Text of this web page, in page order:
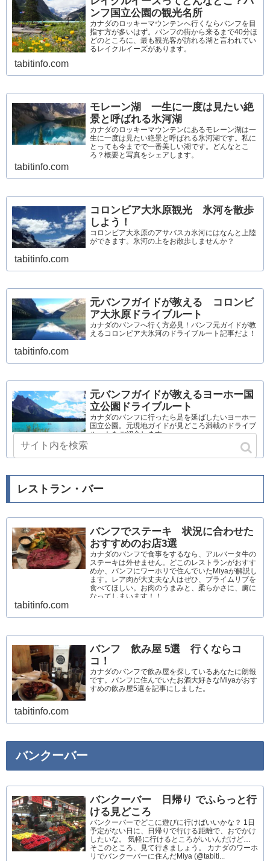
ンフ国立公園の観光名所
カナダのロッキーマウンテンへ行くならバンフを目
指す方が多いはず。バンフの街から来るまで40分ほ
どのところに、最も観光客が訪れる湖と言われてい
るレイクルイーズがあります。
tabitinfo.com
モレーン湖 一生に一度は見たい絶
景と呼ばれる氷河湖
カナダのロッキーマウンテンにあるモレーン湖は一
生に一度は見たい絶景と呼ばれる氷河湖です。私に
とっても今までで一番美しい湖です。どんなとこ
ろ？概要と写真をシェアします。
tabitinfo.com
コロンビア大氷原観光 氷河を散歩
しよう！
コロンビア大氷原のアサバスカ氷河にはなんと上陸
ができます。氷河の上をお散歩しませんか？
tabitinfo.com
元バンフガイドが教える コロンビ
ア大氷原ドライブルート
カナダのバンフへ行く方必見！バンフ元ガイドが教
えるコロンビア大氷河のドライブルート記事だよ！
tabitinfo.com
元バンフガイドが教えるヨーホー国
立公園ドライブルート
カナダのバンフに行ったら足を延ばしたいヨーホー
国立公園。元現地ガイドが見どころ満載のドライブ
ルートをご紹介します。
tabitinfo.com
レストラン・バー
バンフでステーキ 状況に合わせた
おすすめのお店3選
カナダのバンフで食事をするなら、アルバータ牛の
ステーキは外せません。どこのレストランがおすす
めか、バンフにワーホリで住んでいたMiyaが解説し
ます。レア肉が大丈夫な人はぜひ、プライムリブを
食べてほしい。お肉のうまみと、柔らかさに、虜に
なってしまいます！！
tabitinfo.com
バンフ 飲み屋 5選 行くならコ
コ！
カナダのバンフで飲み屋を探しているあなたに朗報
です。バンフに住んでいたお酒大好きなMiyaがおす
すめの飲み屋5選を記事にしました。
tabitinfo.com
バンクーバー
バンクーバー 日帰り でふらっと行
ける見どころ
バンクーバーでどこに遊びに行けばいいかな？ 1日
予定がない日に、日帰りで行ける距離で、おでかけ
したいな。 気軽に行けるところがいいんだけど…
そこのところ、見て行きましょう。 カナダのワーホ
リでバンクーバーに住んだMiya (@tabiti...